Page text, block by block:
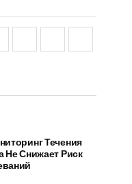
Течения
Не Снижает Риск